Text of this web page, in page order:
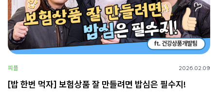
피플 2026.02.09
[밥 한번 먹자] 보험상품 잘 만들려면 밥심은 필수지!